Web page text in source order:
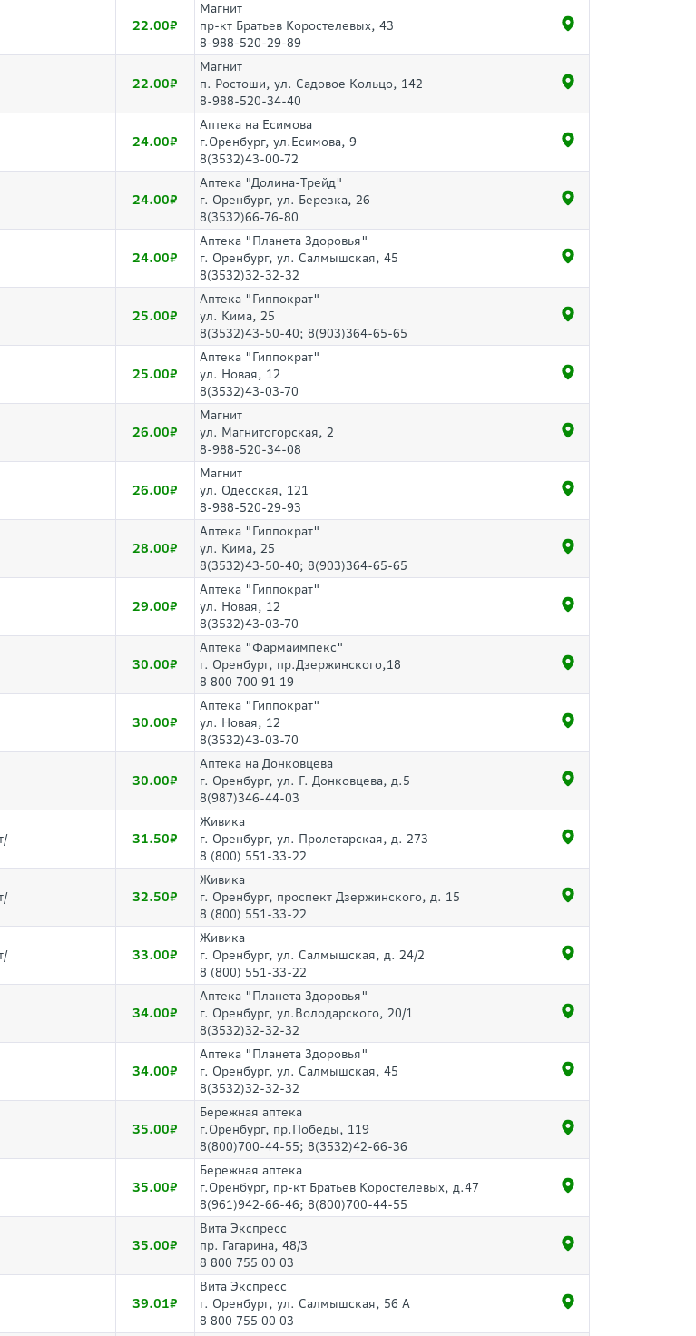
22.00
Магнит
пр-кт Братьев Коростелевых, 43
8-988-520-29-89
22.00
Магнит
п. Ростоши, ул. Садовое Кольцо, 142
8-988-520-34-40
24.00
Аптека на Есимова
г.Оренбург, ул.Есимова, 9
8(3532)43-00-72
24.00
Аптека "Долина-Трейд"
г. Оренбург, ул. Березка, 26
8(3532)66-76-80
24.00
Аптека "Планета Здоровья"
г. Оренбург, ул. Салмышская, 45
8(3532)32-32-32
25.00
Аптека "Гиппократ"
ул. Кима, 25
8(3532)43-50-40; 8(903)364-65-65
25.00
Аптека "Гиппократ"
ул. Новая, 12
8(3532)43-03-70
26.00
Магнит
ул. Магнитогорская, 2
8-988-520-34-08
26.00
Магнит
ул. Одесская, 121
8-988-520-29-93
28.00
Аптека "Гиппократ"
ул. Кима, 25
8(3532)43-50-40; 8(903)364-65-65
29.00
Аптека "Гиппократ"
ул. Новая, 12
8(3532)43-03-70
30.00
Аптека "Фармаимпекс"
г. Оренбург, пр.Дзержинского,18
8 800 700 91 19
30.00
Аптека "Гиппократ"
ул. Новая, 12
8(3532)43-03-70
30.00
Аптека на Донковцева
г. Оренбург, ул. Г. Донковцева, д.5
8(987)346-44-03
31.50
Живика
г. Оренбург, ул. Пролетарская, д. 273
8 (800) 551-33-22
32.50
Живика
г. Оренбург, проспект Дзержинского, д. 15
8 (800) 551-33-22
33.00
Живика
г. Оренбург, ул. Салмышская, д. 24/2
8 (800) 551-33-22
34.00
Аптека "Планета Здоровья"
г. Оренбург, ул.Володарского, 20/1
8(3532)32-32-32
34.00
Аптека "Планета Здоровья"
г. Оренбург, ул. Салмышская, 45
8(3532)32-32-32
35.00
Бережная аптека
г.Оренбург, пр.Победы, 119
8(800)700-44-55; 8(3532)42-66-36
35.00
Бережная аптека
г.Оренбург, пр-кт Братьев Коростелевых, д.47
8(961)942-66-46; 8(800)700-44-55
35.00
Вита Экспресс
пр. Гагарина, 48/3
8 800 755 00 03
39.01
Вита Экспресс
г. Оренбург, ул. Салмышская, 56 А
8 800 755 00 03